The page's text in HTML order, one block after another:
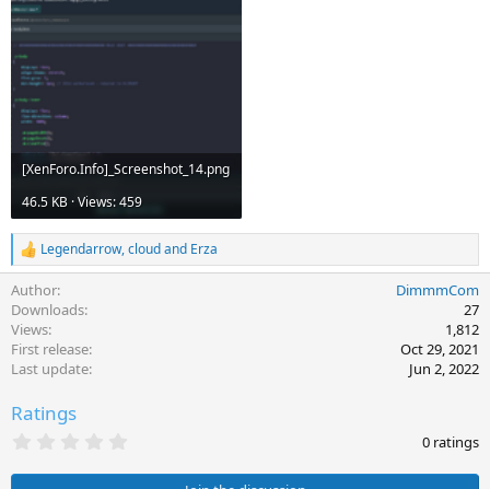
[XenForo.Info]_Screenshot_14.png
46.5 KB · Views: 459
R
e
a
c
t
i
n
:
Legendarrow,cloudand Erza
Author
DimmmCom
Downloads
27
Views
1,812
First release
Oct 29, 2021
Last update
Jun 2, 2022
Ratings
0
0 ratings